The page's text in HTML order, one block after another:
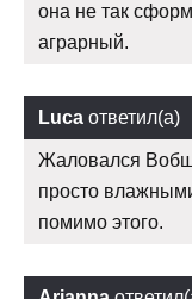
она не так
аграрный.
Luca ответил(а)
Жаловался
просто
помимо этого.